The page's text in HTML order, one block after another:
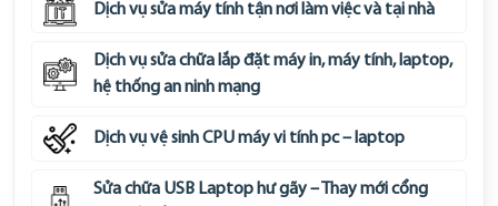
Dịch vụ sửa máy tính tận nơi làm việc và tại nhà
Dịch vụ sửa chữa lắp đặt máy in, máy tính, laptop,
hệ thống an ninh mạng
Dịch vụ vệ sinh CPU máy vi tính pc – laptop
Sửa chữa USB Laptop hư gãy – Thay mới cổng